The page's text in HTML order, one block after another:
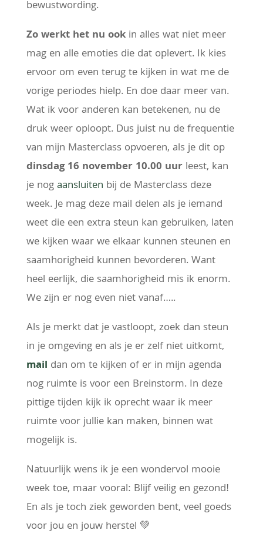
bewustwording.
Zo werkt het nu ook in alles wat niet meer
mag en alle emoties die dat oplevert. Ik kies
ervoor om even terug te kijken in wat me de
vorige periodes hielp. En doe daar meer van.
Wat ik voor anderen kan betekenen, nu de
druk weer oploopt. Dus juist nu de frequentie
van mijn Masterclass opvoeren, als je dit op
dinsdag 16 november 10.00 uurleest, kan
je nogaansluiten bij de Masterclass deze
week. Je mag deze mail delen als je iemand
weet die een extra steun kan gebruiken, laten
we kijken waar we elkaar kunnen steunen en
saamhorigheid kunnen bevorderen. Want
heel eerlijk, die saamhorigheid mis ik enorm.
We zijn er nog even niet vanaf…..
Als je merkt dat je vastloopt, zoek dan steun
in je omgeving en als je er zelf niet uitkomt,
mail dan om te kijken of er in mijn agenda
nog ruimte is voor een Breinstorm. In deze
pittige tijden kijk ik oprecht waar ik meer
ruimte voor jullie kan maken, binnen wat
mogelijk is.
Natuurlijk wens ik je een wondervol mooie
week toe, maar vooral: Blijf veilig en gezond!
En als je toch ziek geworden bent, veel goeds
voor jou en jouw herstel 💚